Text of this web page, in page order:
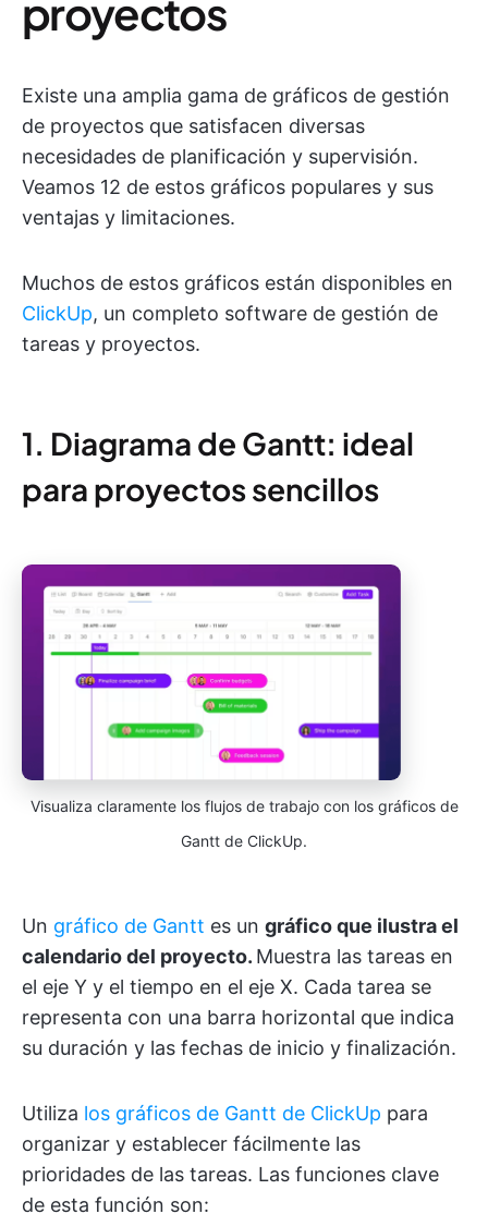
proyectos
Existe una amplia gama de gráficos de gestión
de proyectos que satisfacen diversas
necesidades de planificación y supervisión.
Veamos 12 de estos gráficos populares y sus
ventajas y limitaciones.
Muchos de estos gráficos están disponibles en
ClickUp, un completo software de gestión de
tareas y proyectos.
1. Diagrama de Gantt: ideal
para proyectos sencillos
Visualiza claramente los flujos de trabajo con los gráficos de
Gantt de ClickUp.
Un gráfico de Gantt es un gráfico que ilustra el
calendario del proyecto. Muestra las tareas en
el eje Y y el tiempo en el eje X. Cada tarea se
representa con una barra horizontal que indica
su duración y las fechas de inicio y finalización.
Utiliza los gráficos de Gantt de ClickUp para
organizar y establecer fácilmente las
prioridades de las tareas. Las funciones clave
de esta función son: